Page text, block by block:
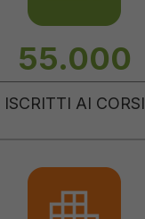
55.000
ISCRITTI AI CORSI